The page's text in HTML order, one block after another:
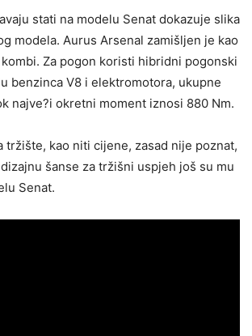
stati na modelu Senat dokazuje slika
modela. Aurus Arsenal zamišljen je kao
Za pogon koristi hibridni pogonski
benzinca V8 i elektromotora, ukupne
najve?i okretni moment iznosi 880 Nm.
tržište, kao niti cijene, zasad nije poznat,
šanse za tržišni uspjeh još su mu
Senat.